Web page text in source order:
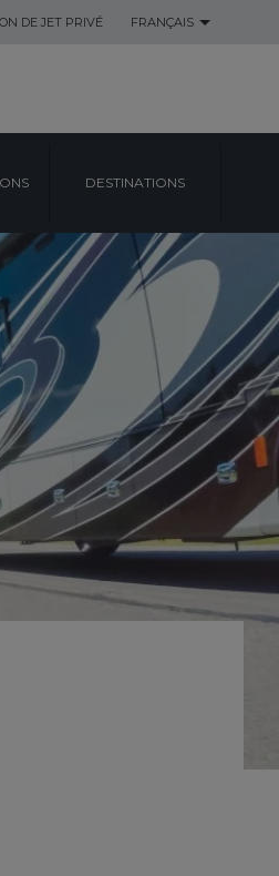
DE JET PRIVÉ FRANÇAIS
DESTINATIONS